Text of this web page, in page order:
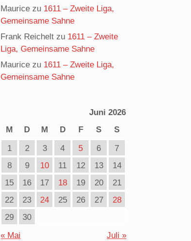
Maurice zu 1611 – Zweite Liga,
Gemeinsame Sahne
Frank Reichelt zu 1611 – Zweite
Liga, Gemeinsame Sahne
Maurice zu 1611 – Zweite Liga,
Gemeinsame Sahne
Juni 2026
M
D M D F S
S
1
2 3 4 5 6
7
8
9 10 11 12 13
14
15
16 17 18 19 20
21
22
23 24 25 26 27
28
29
30
« Mai
Juli »